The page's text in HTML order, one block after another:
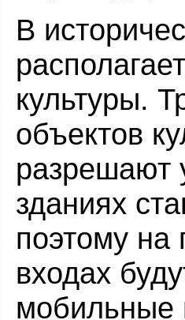
В
культуры.
объектов
разрешают
зданиях
поэтому на
входах
мобильные